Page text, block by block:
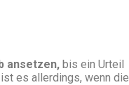
ansetzen,bis ein Urteil
es allerdings, wenn die